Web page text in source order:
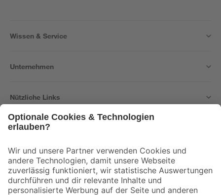
Wissen & Service
Unternehmen
Nützliche Links
Der toom Newsletter: Keine Angebote und Aktionen mehr verpassen!
Zur Newsletter Anmeldung